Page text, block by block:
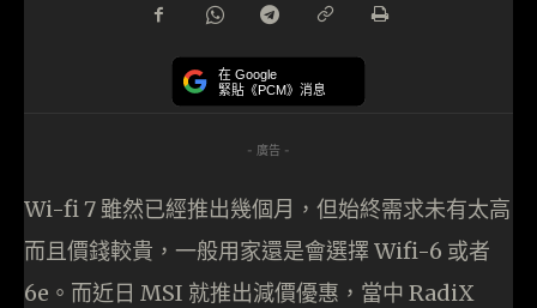
在 Google
緊貼《PCM》消息
- 廣告 -
Wi-fi 7 雖然已經推出幾個月，但始終需求未有太高
而且價錢較貴，一般用家還是會選擇 Wifi-6 或者
6e。而近日 MSI 就推出減價優惠，當中 RadiX